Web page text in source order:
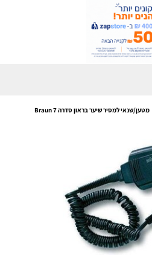
מטען/שנאי למסיר שיער בראון סדרה 7 Braun